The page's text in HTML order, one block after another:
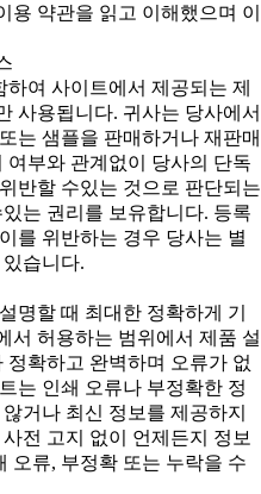
약관을 읽고 이해했으며 이
여 사이트에서 제공되는 제
사용됩니다. 귀사는 당사에서
는 샘플을 판매하거나 재판매
여부와 관계없이 당사의 단독
반할 수있는 것으로 판단되는
는 권리를 보유합니다. 등록
를 위반하는 경우 당사는 별
습니다.
명할 때 최대한 정확하게 기
서 허용하는 범위에서 제품 설
확하고 완벽하며 오류가 없
는 인쇄 오류나 부정확한 정
거나 최신 정보를 제공하지
전 고지 없이 언제든지 정보
오류, 부정확 또는 누락을 수